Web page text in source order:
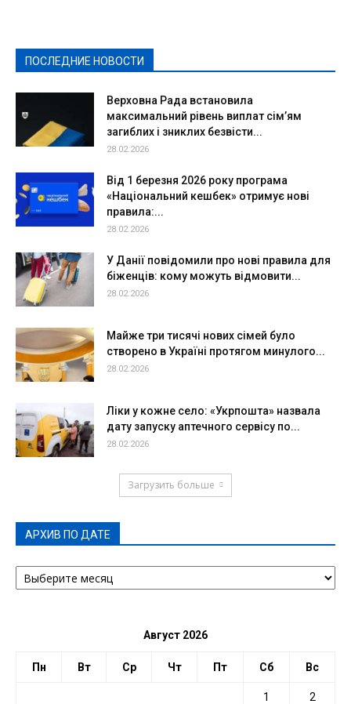
ПОСЛЕДНИЕ НОВОСТИ
Верховна Рада встановила
максимальний рівень виплат сім’ям
загиблих і зниклих безвісти...
28.02.2026
Від 1 березня 2026 року програма
«Національний кешбек» отримує нові
правила:...
28.02.2026
У Данії повідомили про нові правила для
біженців: кому можуть відмовити...
28.02.2026
Майже три тисячі нових сімей було
створено в Україні протягом минулого...
28.02.2026
Ліки у кожне село: «Укрпошта» назвала
дату запуску аптечного сервісу по...
28.02.2026
Загрузить больше
АРХИВ ПО ДАТЕ
АРХИВ
ПО
Август 2026
Пн Вт Ср Чт Пт Сб Вс
1 2